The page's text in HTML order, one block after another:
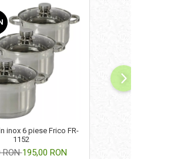
inox 6 piese Frico FR-
1152
RON195,00 RON